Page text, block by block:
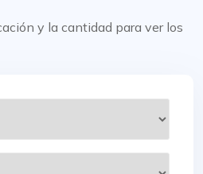
y la cantidad para ver los